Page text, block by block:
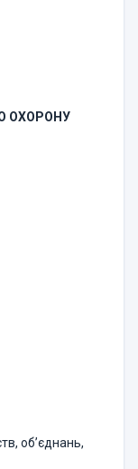
ОХОРОНУ
об’єднань,